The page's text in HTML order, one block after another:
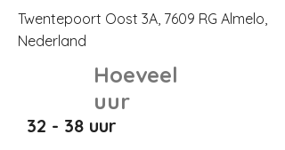
Twentepoort Oost 3A, 7609 RG Almelo,
Nederland
Hoeveel
uur
32 - 38 uur